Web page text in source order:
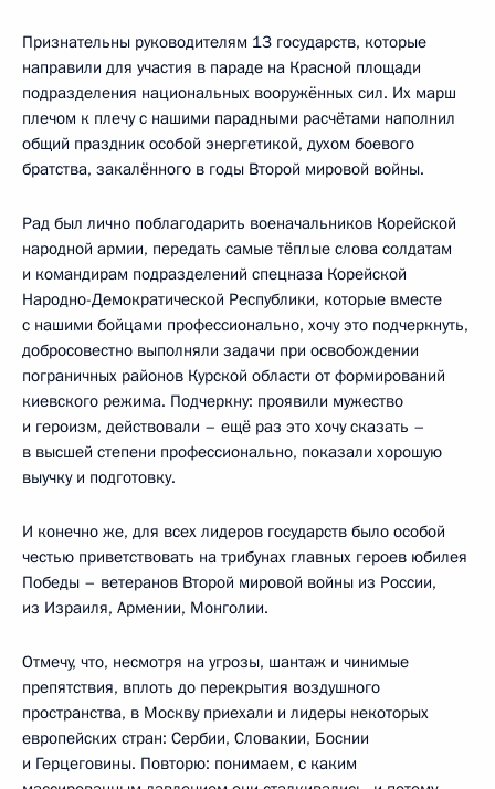
Признательны руководителям 13 государств, которые
направили для участия в параде на Красной площади
подразделения национальных вооружённых сил. Их марш
плечом к плечу с нашими парадными расчётами наполнил
общий праздник особой энергетикой, духом боевого
братства, закалённого в годы Второй мировой войны.
Рад был лично поблагодарить военачальников Корейской
народной армии, передать самые тёплые слова солдатам
и командирам подразделений спецназа Корейской
Народно-Демократической Республики, которые вместе
с нашими бойцами профессионально, хочу это подчеркнуть,
добросовестно выполняли задачи при освобождении
пограничных районов Курской области от формирований
киевского режима. Подчеркну: проявили мужество
и героизм, действовали – ещё раз это хочу сказать –
в высшей степени профессионально, показали хорошую
выучку и подготовку.
И конечно же, для всех лидеров государств было особой
честью приветствовать на трибунах главных героев юбилея
Победы – ветеранов Второй мировой войны из России,
из Израиля, Армении, Монголии.
Отмечу, что, несмотря на угрозы, шантаж и чинимые
препятствия, вплоть до перекрытия воздушного
пространства, в Москву приехали и лидеры некоторых
европейских стран: Сербии, Словакии, Боснии
и Герцеговины. Повторю: понимаем, с каким